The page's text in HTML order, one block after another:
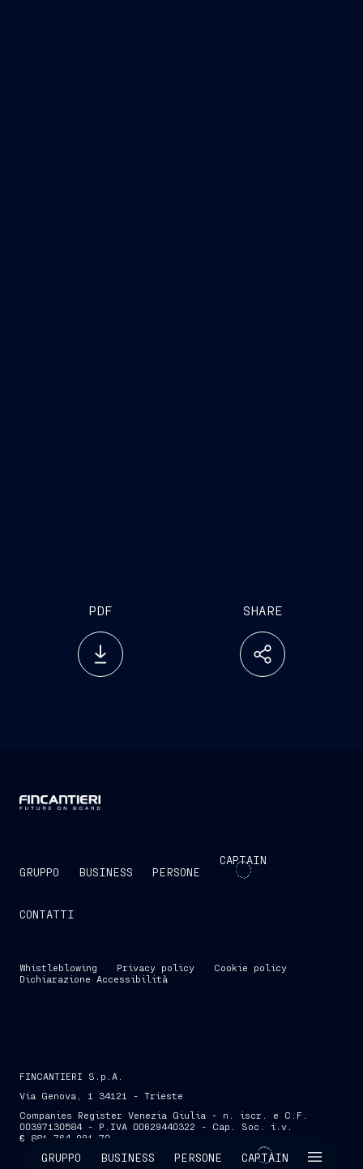
GRUPPO BUSINESS PERSONE CAPTAIN
PDF SHARE
GRUPPO BUSINESS PERSONE
CAPTAIN
CONTATTI
Whistleblowing Privacy policy
Cookie policy
Dichiarazione Accessibilità
FINCANTIERI S.p.A.
Via Genova, 1 34121 - Trieste
Companies Register Venezia Giulia - n. iscr. e C.F.
00397130584 - P.IVA 00629440322 - Cap. Soc. i.v.
€ 881.764.991,70